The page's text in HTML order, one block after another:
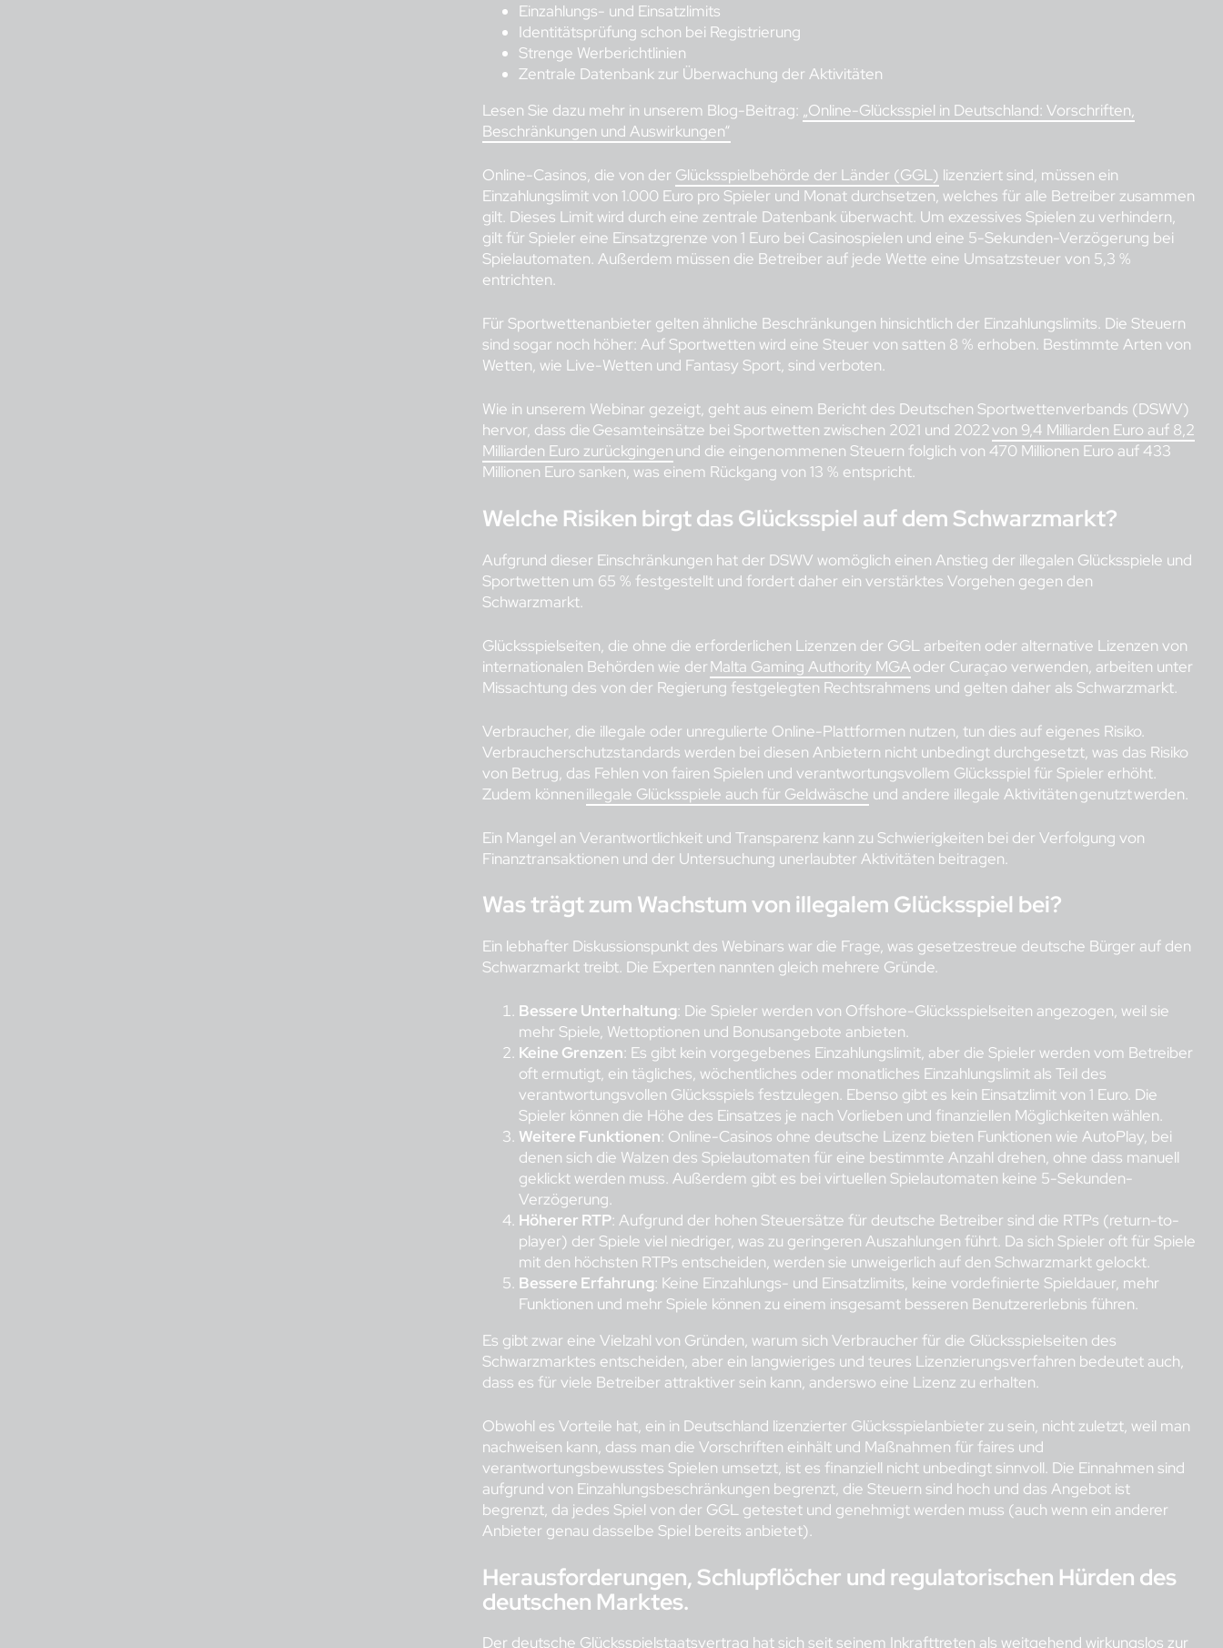
Einzahlungs- und Einsatzlimits
Identitätsprüfung schon bei Registrierung
Strenge Werberichtlinien
Zentrale Datenbank zur Überwachung der Aktivitäten
Lesen Sie dazu mehr in unserem Blog-Beitrag: „Online-Glücksspiel in Deutschland: Vorschriften,
Beschränkungen und Auswirkungen“
Online-Casinos, die von der Glücksspielbehörde der Länder (GGL) lizenziert sind, müssen ein
Einzahlungslimit von 1.000 Euro pro Spieler und Monat durchsetzen, welches für alle Betreiber zusammen
gilt. Dieses Limit wird durch eine zentrale Datenbank überwacht. Um exzessives Spielen zu verhindern,
gilt für Spieler eine Einsatzgrenze von 1 Euro bei Casinospielen und eine 5-Sekunden-Verzögerung bei
Spielautomaten. Außerdem müssen die Betreiber auf jede Wette eine Umsatzsteuer von 5,3 %
entrichten.
Für Sportwettenanbieter gelten ähnliche Beschränkungen hinsichtlich der Einzahlungslimits. Die Steuern
sind sogar noch höher: Auf Sportwetten wird eine Steuer von satten 8 % erhoben. Bestimmte Arten von
Wetten, wie Live-Wetten und Fantasy Sport, sind verboten.
Wie in unserem Webinar gezeigt, geht aus einem Bericht des Deutschen Sportwettenverbands (DSWV)
hervor, dass die Gesamteinsätze bei Sportwetten zwischen 2021 und 2022von 9,4 Milliarden Euro auf 8,2
Milliarden Euro zurückgingenund die eingenommenen Steuern folglich von 470 Millionen Euro auf 433
Millionen Euro sanken, was einem Rückgang von 13 % entspricht.
Welche Risiken birgt das Glücksspiel auf dem Schwarzmarkt?
Aufgrund dieser Einschränkungen hat der DSWV womöglich einen Anstieg der illegalen Glücksspiele und
Sportwetten um 65 % festgestellt und fordert daher ein verstärktes Vorgehen gegen den
Schwarzmarkt.
Glücksspielseiten, die ohne die erforderlichen Lizenzen der GGL arbeiten oder alternative Lizenzen von
internationalen Behörden wie derMalta Gaming Authority MGAoder Curaçao verwenden, arbeiten unter
Missachtung des von der Regierung festgelegten Rechtsrahmens und gelten daher als Schwarzmarkt.
Verbraucher, die illegale oder unregulierte Online-Plattformen nutzen, tun dies auf eigenes Risiko.
Verbraucherschutzstandards werden bei diesen Anbietern nicht unbedingt durchgesetzt, was das Risiko
von Betrug, das Fehlen von fairen Spielen und verantwortungsvollem Glücksspiel für Spieler erhöht.
Zudem könnenillegale Glücksspiele auch für Geldwäsche und andere illegale Aktivitäten genutzt werden.
Ein Mangel an Verantwortlichkeit und Transparenz kann zu Schwierigkeiten bei der Verfolgung von
Finanztransaktionen und der Untersuchung unerlaubter Aktivitäten beitragen.
Was trägt zum Wachstum von illegalem Glücksspiel bei?
Ein lebhafter Diskussionspunkt des Webinars war die Frage, was gesetzestreue deutsche Bürger auf den
Schwarzmarkt treibt. Die Experten nannten gleich mehrere Gründe.
Bessere Unterhaltung: Die Spieler werden von Offshore-Glücksspielseiten angezogen, weil sie
mehr Spiele, Wettoptionen und Bonusangebote anbieten.
Keine Grenzen: Es gibt kein vorgegebenes Einzahlungslimit, aber die Spieler werden vom Betreiber
oft ermutigt, ein tägliches, wöchentliches oder monatliches Einzahlungslimit als Teil des
verantwortungsvollen Glücksspiels festzulegen. Ebenso gibt es kein Einsatzlimit von 1 Euro. Die
Spieler können die Höhe des Einsatzes je nach Vorlieben und finanziellen Möglichkeiten wählen.
Weitere Funktionen: Online-Casinos ohne deutsche Lizenz bieten Funktionen wie AutoPlay, bei
denen sich die Walzen des Spielautomaten für eine bestimmte Anzahl drehen, ohne dass manuell
geklickt werden muss. Außerdem gibt es bei virtuellen Spielautomaten keine 5-Sekunden-
Verzögerung.
Höherer RTP: Aufgrund der hohen Steuersätze für deutsche Betreiber sind die RTPs (return-to-
player) der Spiele viel niedriger, was zu geringeren Auszahlungen führt. Da sich Spieler oft für Spiele
mit den höchsten RTPs entscheiden, werden sie unweigerlich auf den Schwarzmarkt gelockt.
Bessere Erfahrung: Keine Einzahlungs- und Einsatzlimits, keine vordefinierte Spieldauer, mehr
Funktionen und mehr Spiele können zu einem insgesamt besseren Benutzererlebnis führen.
Es gibt zwar eine Vielzahl von Gründen, warum sich Verbraucher für die Glücksspielseiten des
Schwarzmarktes entscheiden, aber ein langwieriges und teures Lizenzierungsverfahren bedeutet auch,
dass es für viele Betreiber attraktiver sein kann, anderswo eine Lizenz zu erhalten.
Obwohl es Vorteile hat, ein in Deutschland lizenzierter Glücksspielanbieter zu sein, nicht zuletzt, weil man
nachweisen kann, dass man die Vorschriften einhält und Maßnahmen für faires und
verantwortungsbewusstes Spielen umsetzt, ist es finanziell nicht unbedingt sinnvoll. Die Einnahmen sind
aufgrund von Einzahlungsbeschränkungen begrenzt, die Steuern sind hoch und das Angebot ist
begrenzt, da jedes Spiel von der GGL getestet und genehmigt werden muss (auch wenn ein anderer
Anbieter genau dasselbe Spiel bereits anbietet).
Herausforderungen, Schlupflöcher und regulatorischen Hürden des
deutschen Marktes.
Der deutsche Glücksspielstaatsvertrag hat sich seit seinem Inkrafttreten als weitgehend wirkungslos zur